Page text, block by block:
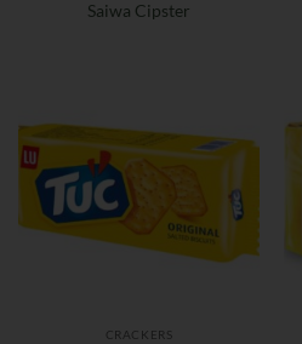
Saiwa Cipster
CRACKERS